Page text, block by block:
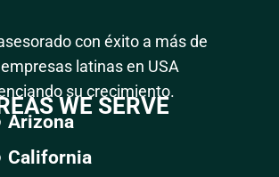
con éxito a más de
latinas en USA
su crecimiento.
WE SERVE
Arizona
California